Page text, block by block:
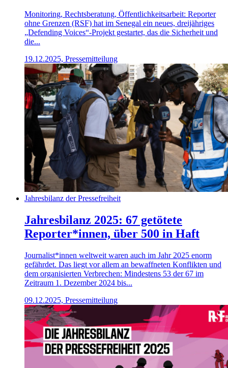
Monitoring, Rechtsberatung, Öffentlichkeitsarbeit: Reporter
ohne Grenzen (RSF) hat im Senegal ein neues, dreijähriges
„Defending Voices“-Projekt gestartet, das die Sicherheit und
die...
19.12.2025, Pressemitteilung
Jahresbilanz der Pressefreiheit
Jahresbilanz 2025: 67 getötete
Reporter*innen, über 500 in Haft
Journalist*innen weltweit waren auch im Jahr 2025 enorm
gefährdet. Das liegt vor allem an bewaffneten Konflikten und
dem organisierten Verbrechen: Mindestens 53 der 67 im
Zeitraum 1. Dezember 2024 bis...
09.12.2025, Pressemitteilung